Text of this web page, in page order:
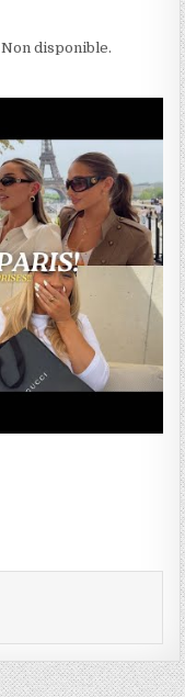
Non disponible.